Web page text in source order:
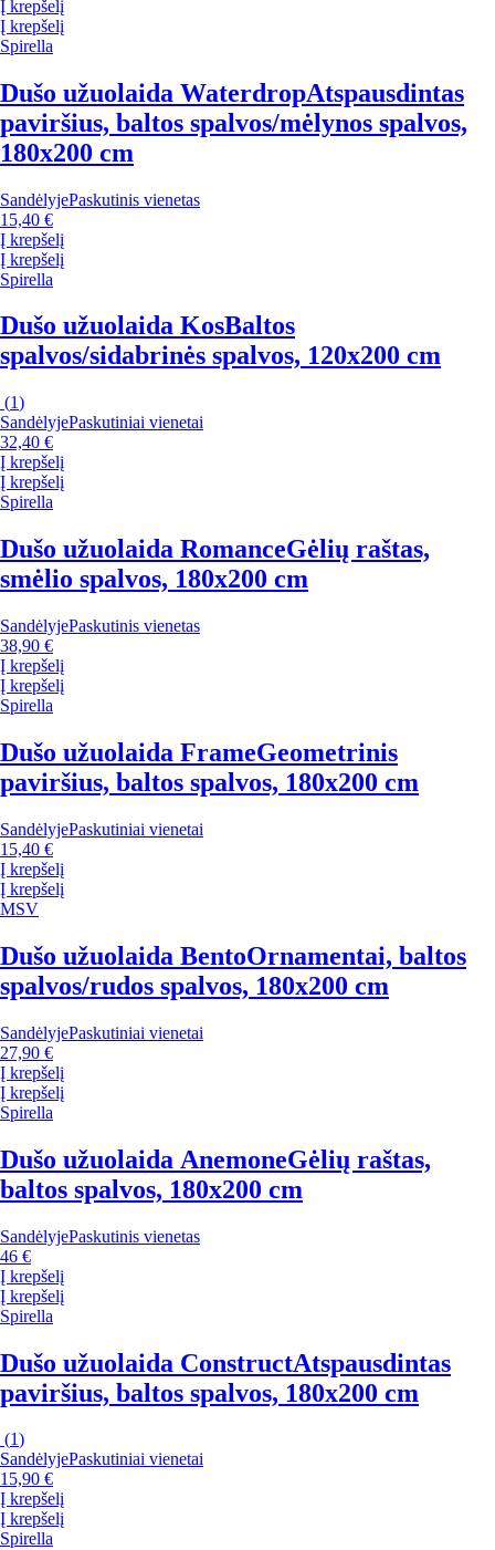
Į krepšelį
Į krepšelį
Spirella
Dušo užuolaida WaterdropAtspausdintas
paviršius, baltos spalvos/mėlynos spalvos,
180x200 cm
SandėlyjePaskutinis vienetas
15,40 €
Į krepšelį
Į krepšelį
Spirella
Dušo užuolaida KosBaltos
spalvos/sidabrinės spalvos, 120x200 cm
(1)
SandėlyjePaskutiniai vienetai
32,40 €
Į krepšelį
Į krepšelį
Spirella
Dušo užuolaida RomanceGėlių raštas,
smėlio spalvos, 180x200 cm
SandėlyjePaskutinis vienetas
38,90 €
Į krepšelį
Į krepšelį
Spirella
Dušo užuolaida FrameGeometrinis
paviršius, baltos spalvos, 180x200 cm
SandėlyjePaskutiniai vienetai
15,40 €
Į krepšelį
Į krepšelį
MSV
Dušo užuolaida BentoOrnamentai, baltos
spalvos/rudos spalvos, 180x200 cm
SandėlyjePaskutiniai vienetai
27,90 €
Į krepšelį
Į krepšelį
Spirella
Dušo užuolaida AnemoneGėlių raštas,
baltos spalvos, 180x200 cm
SandėlyjePaskutinis vienetas
46 €
Į krepšelį
Į krepšelį
Spirella
Dušo užuolaida ConstructAtspausdintas
paviršius, baltos spalvos, 180x200 cm
(1)
SandėlyjePaskutiniai vienetai
15,90 €
Į krepšelį
Į krepšelį
Spirella